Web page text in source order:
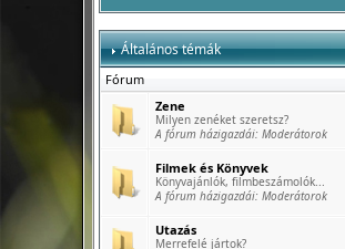
Általános témák
Fórum
Zene
Milyen zenéket szeretsz?
A fórum házigazdái: Moderátorok
Filmek és Könyvek
Könyvajánlók, filmbeszámolók...
A fórum házigazdái: Moderátorok
Utazás
Merrefelé jártok?